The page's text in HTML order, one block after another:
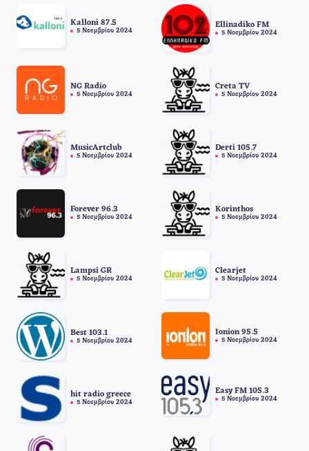
Kalloni 87.5
5 Νοεμβρίου 2024
Ellinadiko FM
5 Νοεμβρίου 2024
NG Radio
5 Νοεμβρίου 2024
Creta TV
5 Νοεμβρίου 2024
MusicArtclub
5 Νοεμβρίου 2024
Derti 105.7
5 Νοεμβρίου 2024
Forever 96.3
5 Νοεμβρίου 2024
Korinthos
5 Νοεμβρίου 2024
Lampsi GR
5 Νοεμβρίου 2024
Clearjet
5 Νοεμβρίου 2024
Best 103.1
5 Νοεμβρίου 2024
Ionion 95.5
5 Νοεμβρίου 2024
hit radio greece
5 Νοεμβρίου 2024
Easy FM 105.3
5 Νοεμβρίου 2024